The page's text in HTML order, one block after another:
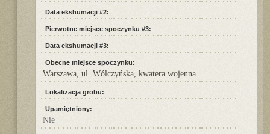
Data ekshumacji #2:
Pierwotne miejsce spoczynku #3:
Data ekshumacji #3:
Obecne miejsce spoczynku:
Warszawa, ul. Wólczyńska, kwatera wojenna
Lokalizacja grobu:
Upamiętniony:
Nie